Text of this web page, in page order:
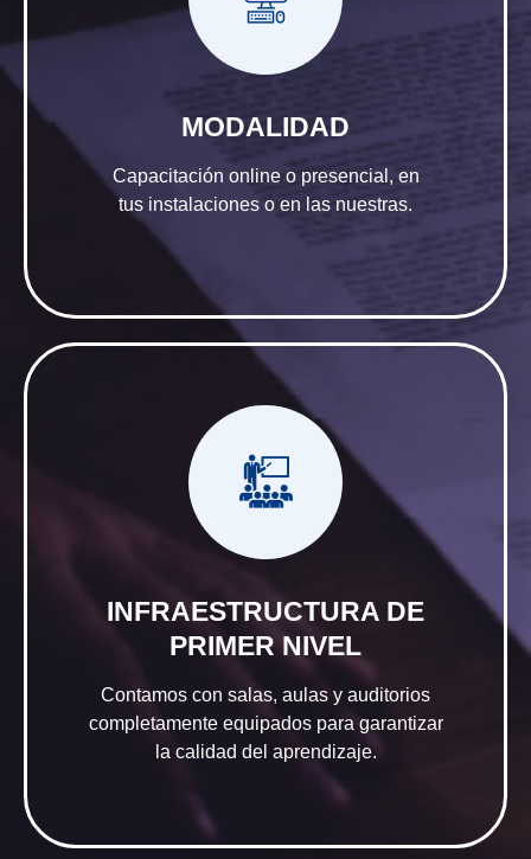
MODALIDAD
Capacitación online o presencial, en
tus instalaciones o en las nuestras.
INFRAESTRUCTURA DE
PRIMER NIVEL
Contamos con salas, aulas y auditorios
completamente equipados para garantizar
la calidad del aprendizaje.